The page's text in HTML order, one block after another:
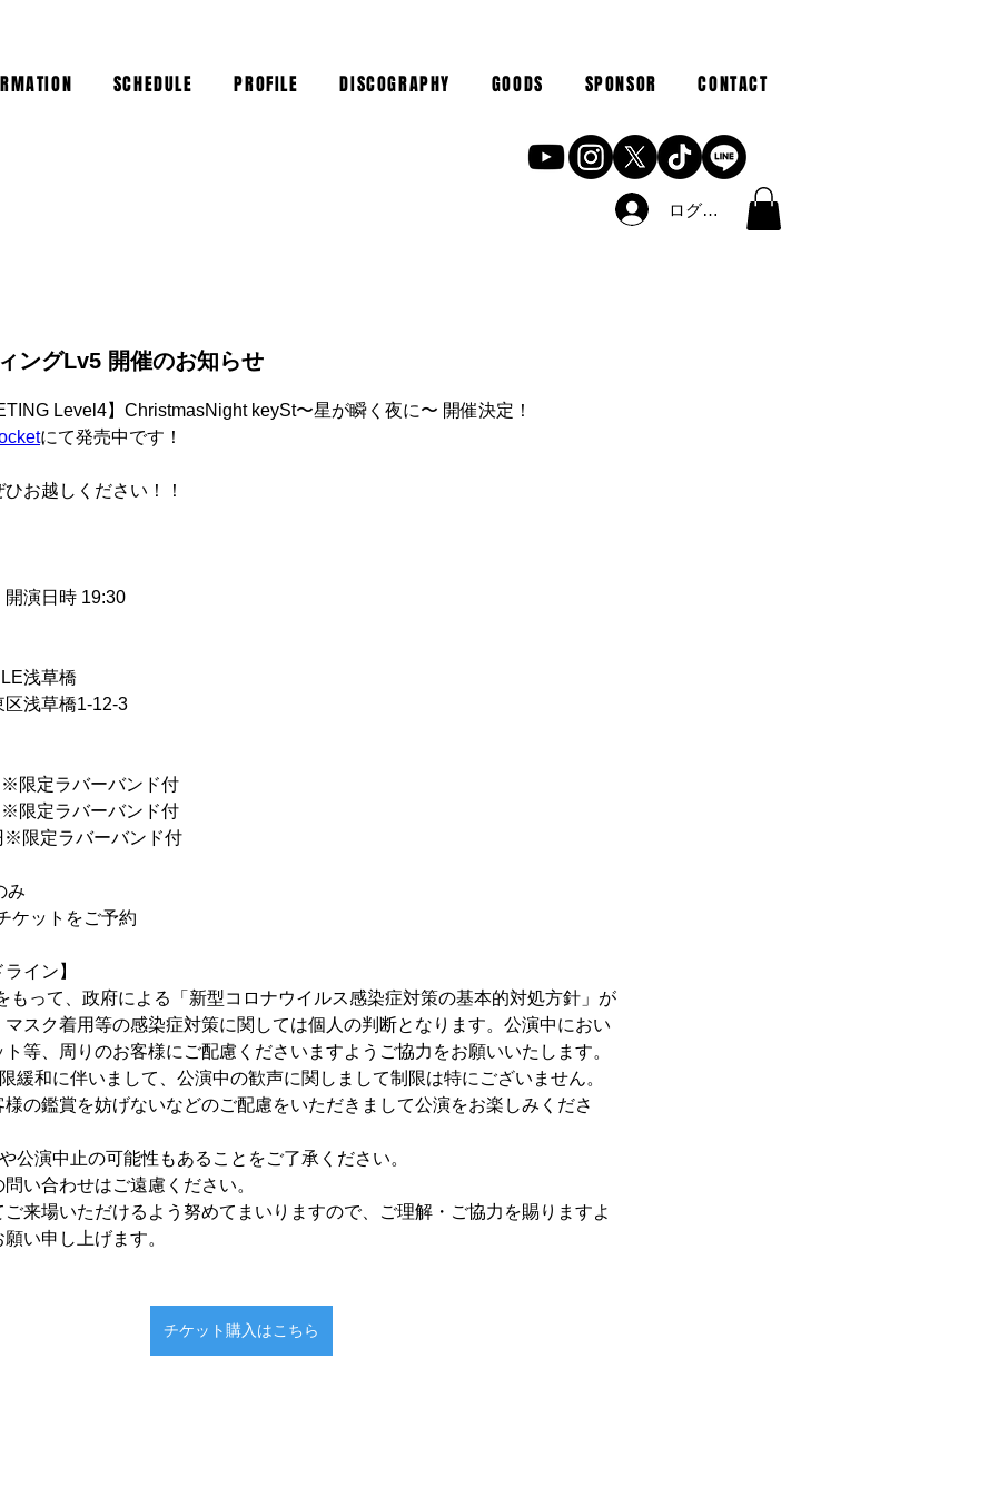
SCHEDULE PROFILE DISCOGRAPHY GOODS SPONSOR CONTACT
ログイン
ングLv5 開催のお知らせ
Level4】ChristmasNight keySt〜星が瞬く夜に〜 開催決定！
にて発売中です！
お越しください！！
開演日時 19:30
浅草橋
浅草橋1-12-3
※限定ラバーバンド付
※限定ラバーバンド付
※限定ラバーバンド付
み
ケットをご予約
イン】
もって、政府による「新型コロナウイルス感染症対策の基本的対処方針」が
マスク着用等の感染症対策に関しては個人の判断となります。公演中におい
等、周りのお客様にご配慮くださいますようご協力をお願いいたします。
緩和に伴いまして、公演中の歓声に関しまして制限は特にございません。
の鑑賞を妨げないなどのご配慮をいただきまして公演をお楽しみくださ
公演中止の可能性もあることをご了承ください。
い合わせはご遠慮ください。
来場いただけるよう努めてまいりますので、ご理解・ご協力を賜りますよ
い申し上げます。
チケット購入はこちら